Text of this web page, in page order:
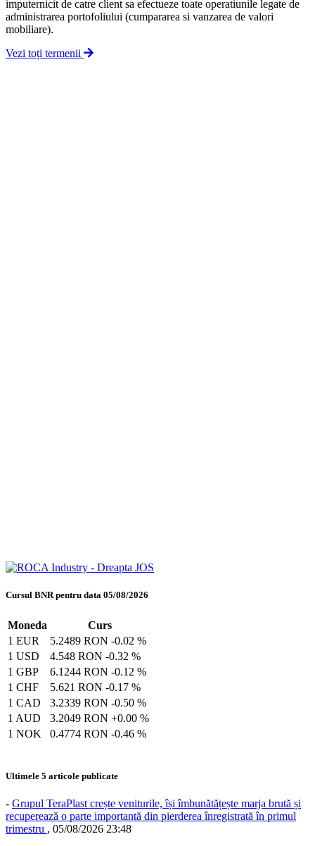
imputernicit de catre client sa efectueze toate operatiunile legate de
administrarea portofoliului (cumpararea si vanzarea de valori
mobiliare).
Vezi toți termenii
Cursul BNR pentru data 05/08/2026
Moneda
Curs
1 EUR
5.2489 RON -0.02 %
1 USD
4.548 RON -0.32 %
1 GBP
6.1244 RON -0.12 %
1 CHF
5.621 RON -0.17 %
1 CAD
3.2339 RON -0.50 %
1 AUD
3.2049 RON +0.00 %
1 NOK
0.4774 RON -0.46 %
Ultimele 5 articole publicate
- Grupul TeraPlast crește veniturile, își îmbunătățește marja brută și
recuperează o parte importantă din pierderea înregistrată în primul
trimestru , 05/08/2026 23:48